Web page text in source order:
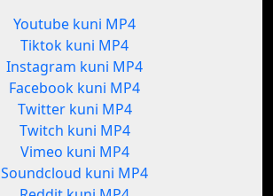
Youtube kuni MP4
Tiktok kuni MP4
Instagram kuni MP4
Facebook kuni MP4
Twitter kuni MP4
Twitch kuni MP4
Vimeo kuni MP4
Soundcloud kuni MP4